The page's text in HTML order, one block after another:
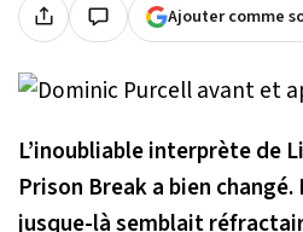
Ajouter comme
L’inoubliable interprète de
Prison Break a bien
jusque-là semblait